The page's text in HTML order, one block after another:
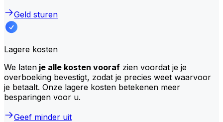
Geld sturen
Lagere kosten
We laten je alle kosten vooraf zien voordat je je
overboeking bevestigt, zodat je precies weet waarvoor
je betaalt. Onze lagere kosten betekenen meer
besparingen voor u.
Geef minder uit